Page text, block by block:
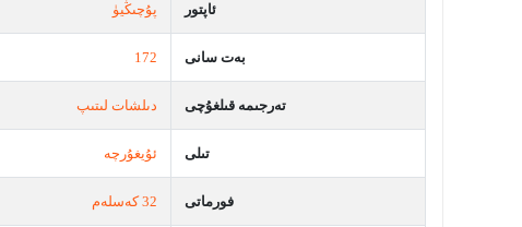
ئاپتور پۇچىڭيۈ
بەت سانى 172
تەرجىمە قىلغۇچى دىلشات لىتىپ
تىلى ئۇيغۇرچە
فورماتى 32 كەسلەم